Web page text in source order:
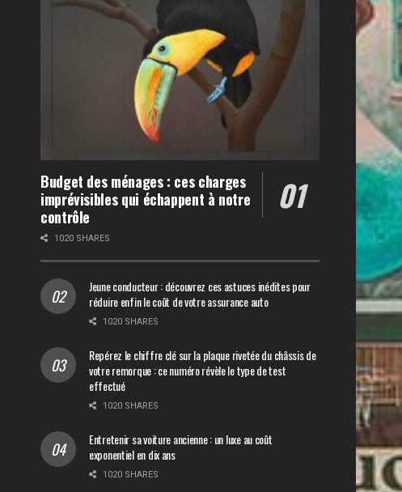
Budget des ménages : ces charges
imprévisibles qui échappent à notre
contrôle
1020 SHARES
Jeune conducteur : découvrez ces astuces inédites pour
réduire enfin le coût de votre assurance auto
1020 SHARES
Repérez le chiffre clé sur la plaque rivetée du châssis de
votre remorque : ce numéro révèle le type de test
effectué
1020 SHARES
Entretenir sa voiture ancienne : un luxe au coût
exponentiel en dix ans
1020 SHARES